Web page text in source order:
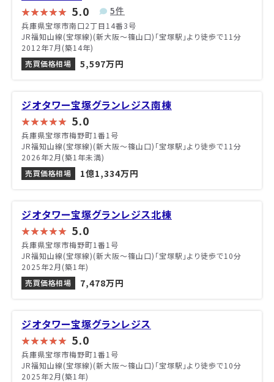
5.0 5件
兵庫県宝塚市南口2丁目14番3号
JR福知山線(宝塚線)(新大阪～篠山口)「宝塚駅」より徒歩で11分
2012年7月(築14年)
売買価格相場
5,597万円
ジオタワー宝塚グランレジス南棟
5.0
兵庫県宝塚市梅野町1番1号
JR福知山線(宝塚線)(新大阪～篠山口)「宝塚駅」より徒歩で11分
2026年2月(築1年未満)
売買価格相場
1億1,334万円
ジオタワー宝塚グランレジス北棟
5.0
兵庫県宝塚市梅野町1番1号
JR福知山線(宝塚線)(新大阪～篠山口)「宝塚駅」より徒歩で10分
2025年2月(築1年)
売買価格相場
7,478万円
ジオタワー宝塚グランレジス
5.0
兵庫県宝塚市梅野町1番1号
JR福知山線(宝塚線)(新大阪～篠山口)「宝塚駅」より徒歩で10分
2025年2月(築1年)